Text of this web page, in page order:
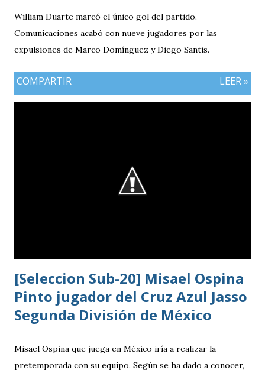
William Duarte marcó el único gol del partido.
Comunicaciones acabó con nueve jugadores por las
expulsiones de Marco Domínguez y Diego Santis.
COMPARTIR LEER »
[Seleccion Sub-20] Misael Ospina
Pinto jugador del Cruz Azul Jasso
Segunda División de México
Misael Ospina que juega en México iría a realizar la
pretemporada con su equipo. Según se ha dado a conocer,